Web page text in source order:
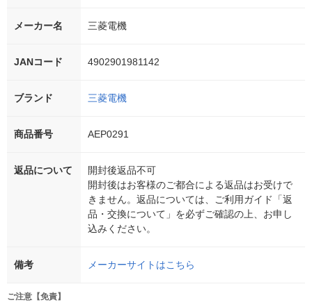
メーカー名 三菱電機
JANコード 4902901981142
ブランド 三菱電機
商品番号 AEP0291
返品について
開封後返品不可
開封後はお客様のご都合による返品はお受けで
きません。返品については、ご利用ガイド「返
品・交換について」を必ずご確認の上、お申し
込みください。
備考 メーカーサイトはこちら
ご注意【免責】